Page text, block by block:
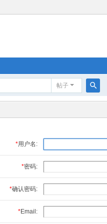
帖子
搜
*用户名:
*密码:
*确认密码:
*Email: